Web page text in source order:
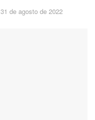
31 de agosto de 2022